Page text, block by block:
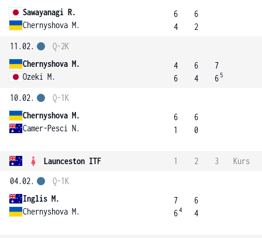
Sawayanagi R.
Chernyshova M.
6
4
6
2
11.02.
Chernyshova M.
Ozeki M.
Q-2K
4
6
6
4
7
6 5
10.02.
Chernyshova M.
Camer-Pesci N.
Q-1K
6
1
6
0
Launceston ITF 1 2 3
Kurs
04.02.
Inglis M.
Chernyshova M.
Q-1K
7
64
6
4